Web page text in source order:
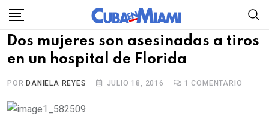
Skip
content
Dos mujeres son asesinadas a tiros
en un hospital de Florida
POR DANIELA REYES JULIO 18, 2016 1 COMENTARIO